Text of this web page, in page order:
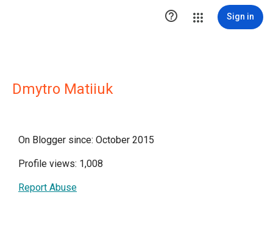
 Sign in
Dmytro Matiiuk
On Blogger since: October 2015
Profile views: 1,008
Report Abuse